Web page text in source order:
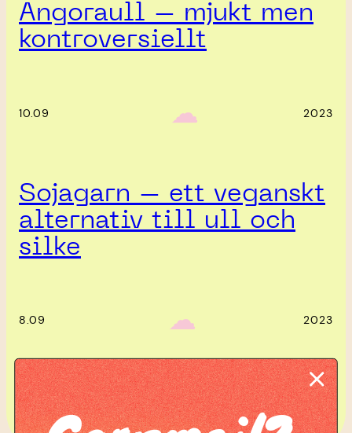
Angoraull – mjukt men
kontroversiellt
10.09 ‎ ‎‎ ☁︎‎‎ 2023
Sojagarn – ett veganskt
alternativ till ull och
silke
8.09 ‎ ‎‎ ☁︎‎‎ 2023
Komplett guide: Lär dig
tova din stickning